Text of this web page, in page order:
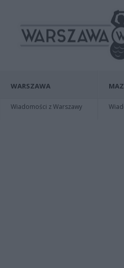
WARSZAWA
Wiadomości z Warszawy